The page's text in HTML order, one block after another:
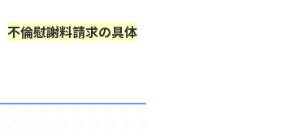
不倫慰謝料請求の具体